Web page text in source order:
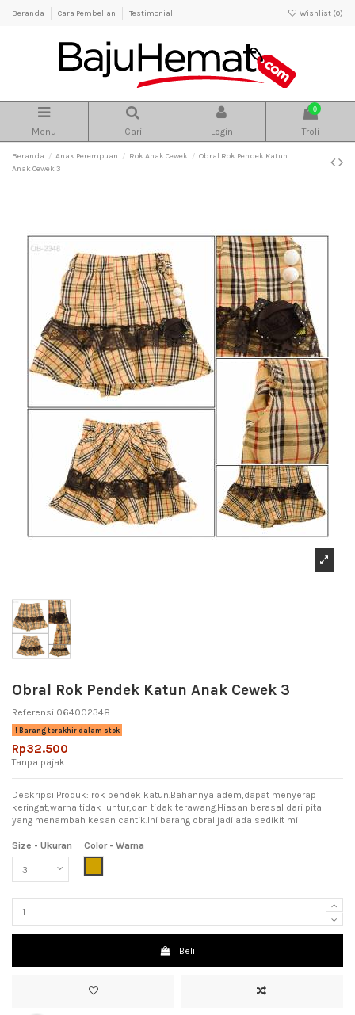
Beranda Cara Pembelian Testimonial Wishlist (0)
Menu Cari Login
0
Troli
Beranda Anak Perempuan Rok Anak Cewek
Obral Rok Pendek Katun
Anak Cewek 3
Obral Rok Pendek Katun Anak Cewek 3
Referensi 064002348
Barang terakhir dalam stok
Rp32.500
Tanpa pajak
Deskripsi Produk: rok pendek katun.Bahannya adem,dapat menyerap
keringat,warna tidak luntur,dan tidak terawang.Hiasan berasal dari pita
yang menambah kesan cantik.Ini barang obral jadi ada sedikit mi
Size - Ukuran
Color - Warna
Beli